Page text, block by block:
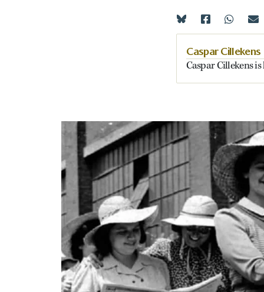
Caspar Cillekens
Caspar Cillekens